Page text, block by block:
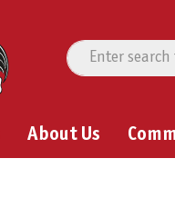
About Us